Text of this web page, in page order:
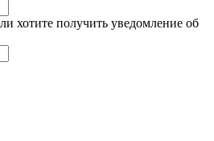
хотите получить уведомление об